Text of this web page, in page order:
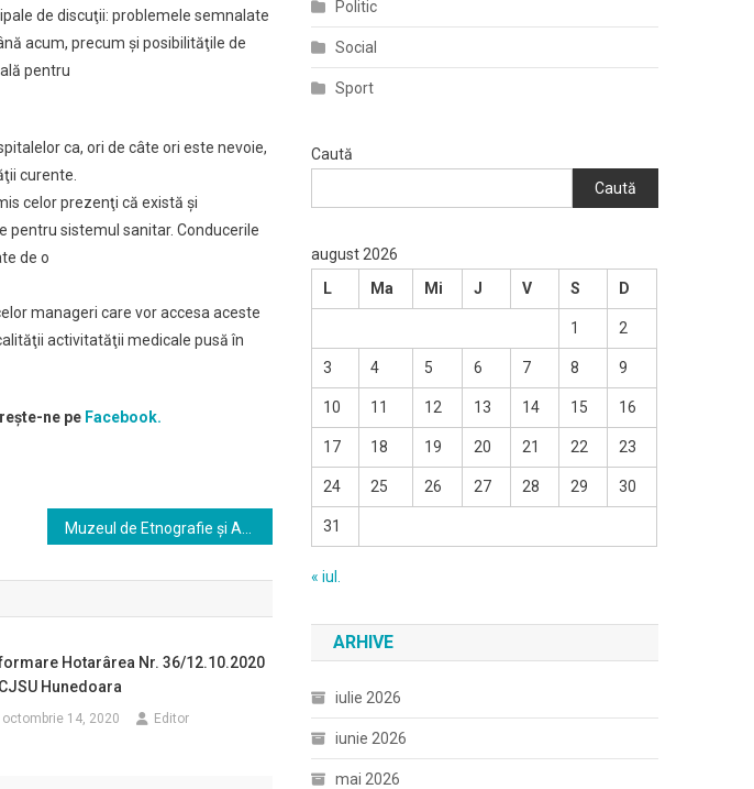
de discuţii: problemele semnalate
acum, precum şi posibilităţile de
pentru
ca, ori de câte ori este nevoie,
curente.
celor prezenţi că există şi
pentru sistemul sanitar. Conducerile
de o
manageri care vor accesa aceste
activitatăţii medicale pusă în
ne pe Facebook.
Hotarârea Nr. 36/12.10.2020
Hunedoara
octombrie 14, 2020 Editor
Politic
Social
Sport
Caută
Caută
august 2026
L
Ma Mi J V S D
1 2
3 4 5 6 7 8 9
10 11 12 13 14 15 16
17 18 19 20 21 22 23
24 25 26 27 28 29 30
31
« iul.
ARHIVE
iulie 2026
iunie 2026
mai 2026